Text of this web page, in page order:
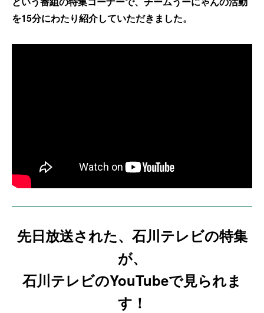
を15分にわたり紹介していただきました。
先日放送された、石川テレビの特集
が、
石川テレビのYouTubeで見られま
す！